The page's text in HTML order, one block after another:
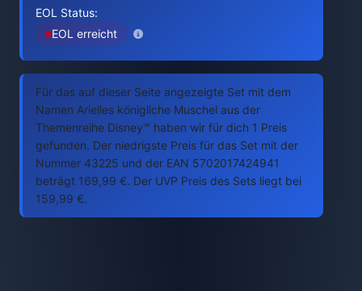
EOL Status:
EOL erreicht
Für das auf dieser Seite angezeigte Set mit dem
Namen Arielles königliche Muschel aus der
Themenreihe Disney™ haben wir für dich 1 Preis
gefunden. Der niedrigste Preis für das Set mit der
Nummer 43225 und der EAN 5702017424941
beträgt 169,99 €. Der UVP Preis des Sets liegt bei
159,99 €.